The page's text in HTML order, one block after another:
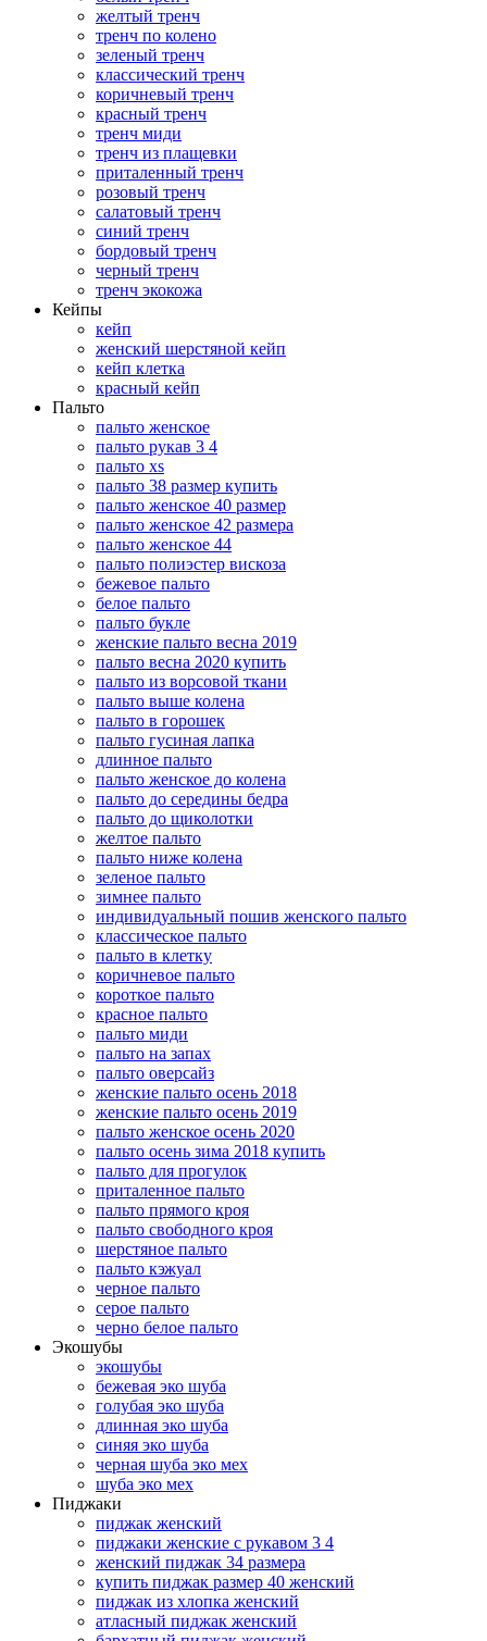
желтый тренч
тренч по колено
зеленый тренч
классический тренч
коричневый тренч
красный тренч
тренч миди
тренч из плащевки
приталенный тренч
розовый тренч
салатовый тренч
синий тренч
бордовый тренч
черный тренч
тренч экокожа
Кейпы
кейп
женский шерстяной кейп
кейп клетка
красный кейп
Пальто
пальто женское
пальто рукав 3 4
пальто xs
пальто 38 размер купить
пальто женское 40 размер
пальто женское 42 размера
пальто женское 44
пальто полиэстер вискоза
бежевое пальто
белое пальто
пальто букле
женские пальто весна 2019
пальто весна 2020 купить
пальто из ворсовой ткани
пальто выше колена
пальто в горошек
пальто гусиная лапка
длинное пальто
пальто женское до колена
пальто до середины бедра
пальто до щиколотки
желтое пальто
пальто ниже колена
зеленое пальто
зимнее пальто
индивидуальный пошив женского пальто
классическое пальто
пальто в клетку
коричневое пальто
короткое пальто
красное пальто
пальто миди
пальто на запах
пальто оверсайз
женские пальто осень 2018
женские пальто осень 2019
пальто женское осень 2020
пальто осень зима 2018 купить
пальто для прогулок
приталенное пальто
пальто прямого кроя
пальто свободного кроя
шерстяное пальто
пальто кэжуал
черное пальто
серое пальто
черно белое пальто
Экошубы
экошубы
бежевая эко шуба
голубая эко шуба
длинная эко шуба
синяя эко шуба
черная шуба эко мех
шуба эко мех
Пиджаки
пиджак женский
пиджаки женские с рукавом 3 4
женский пиджак 34 размера
купить пиджак размер 40 женский
пиджак из хлопка женский
атласный пиджак женский